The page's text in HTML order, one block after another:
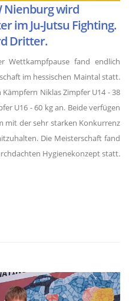
Nienburg wird
im Ju-Jutsu Fighting.
Dritter.
Wettkampfpause fand endlich
im hessischen Maintal statt.
Niklas Zimpfer U14 - 38
U16 - 60 kg an. Beide verfügen
mit der sehr starken Konkurrenz
Die Meisterschaft fand
Hygienekonzept statt.